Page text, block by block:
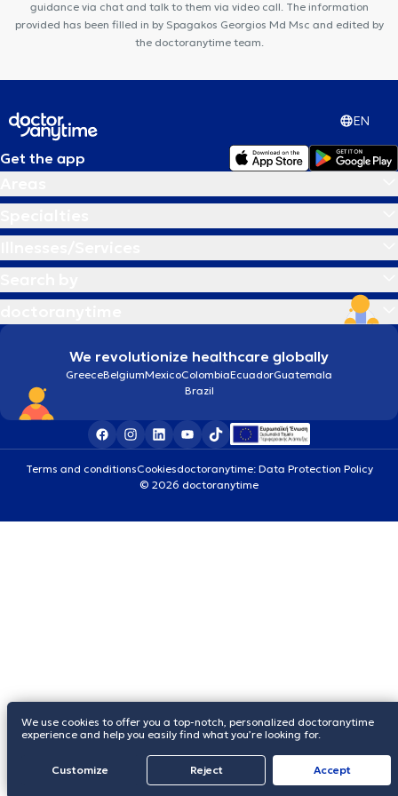
guidance via chat and talk to them via video call. The information
provided has been filled in by Spagakos Georgios Md Msc and edited by
the doctoranytime team.
EN
Get the app
We revolutionize healthcare globally
GreeceBelgiumMexicoColombiaEcuadorGuatemala
Brazil
Terms and conditionsCookiesdoctoranytime: Data Protection Policy
© 2026 doctoranytime
We use cookies to offer you a top-notch, personalized doctoranytime
experience and help you easily find what you’re looking for.
Customize Reject Accept